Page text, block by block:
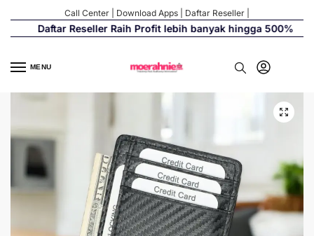
Call Center Download Apps Daftar Reseller
Daftar Reseller Raih Profit lebih banyak hingga 500%
MENU